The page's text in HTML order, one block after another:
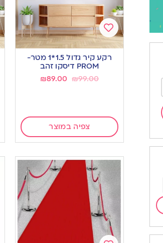
Add
to
wishlist
רקע קיר גדול 1.5*1 מטר-
PROM דיסקו זהב
₪99.00
₪89.00
צפיה במוצר